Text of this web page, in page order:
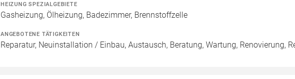
HEIZUNG SPEZIALGEBIETE
Gasheizung, Ölheizung, Badezimmer, Brennstoffzelle
ANGEBOTENE TÄTIGKEITEN
Reparatur, Neuinstallation / Einbau, Austausch, Beratung, Wartung, Renovierung,